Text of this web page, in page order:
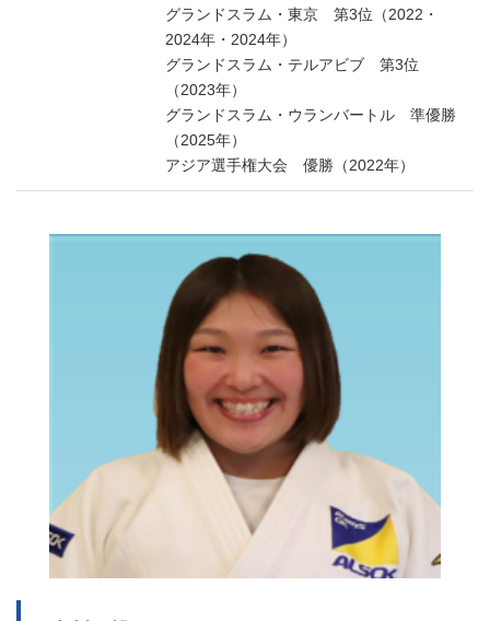
グランドスラム・東京 第3位（2022・
2024年・2024年）
グランドスラム・テルアビブ 第3位
（2023年）
グランドスラム・ウランバートル 準優勝
（2025年）
アジア選手権大会 優勝（2022年）